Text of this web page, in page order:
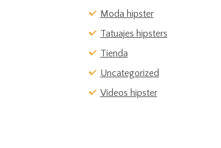
Moda hipster
Tatuajes hipsters
Tienda
Uncategorized
Vídeos hipster